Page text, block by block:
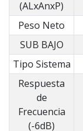
(ALxAnxP)
Peso Neto
SUB BAJO
Tipo Sistema
Respuesta
de
Frecuencia
(-6dB)